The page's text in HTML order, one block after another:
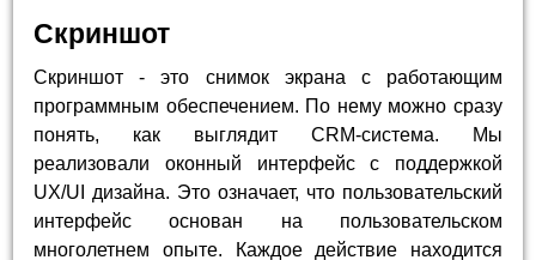
Скриншот
Скриншот - это снимок экрана с работающим
программным обеспечением. По нему можно сразу
понять, как выглядит CRM-система. Мы
реализовали оконный интерфейс с поддержкой
UX/UI дизайна. Это означает, что пользовательский
интерфейс основан на пользовательском
многолетнем опыте. Каждое действие находится